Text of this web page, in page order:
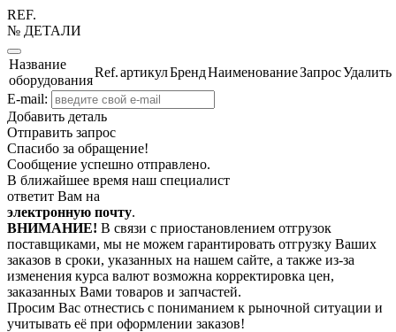
REF.
№ ДЕТАЛИ
Название
оборудования
Ref.артикулБрендНаименованиеЗапросУдалить
E-mail:
Добавить деталь
Отправить запрос
Спасибо за обращение!
Сообщение успешно отправлено.
В ближайшее время наш специалист
ответит Вам на
электронную почту.
ВНИМАНИЕ! В связи с приостановлением отгрузок
поставщиками, мы не можем гарантировать отгрузку Ваших
заказов в сроки, указанных на нашем сайте, а также из-за
изменения курса валют возможна корректировка цен,
заказанных Вами товаров и запчастей.
Просим Вас отнестись с пониманием к рыночной ситуации и
учитывать её при оформлении заказов!